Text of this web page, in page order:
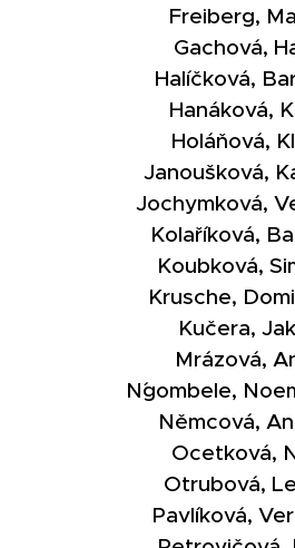
Freiberg,
Gachová,
Halíčková,
Hanáková,
Holáňová,
Janoušková,
Jochymková,
Kolaříková,
Koubková,
Krusche,
Kučera,
Mrázová,
N´gombele,
Němcová,
Ocetková,
Otrubová,
Pavlíková,